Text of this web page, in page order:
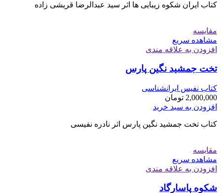
کتاب ایران شکوه زیبایی ها اثر سید عبدالرضا قریشی زاده
مقایسه
مشاهده سریع
افزودن به علاقه مندی
تخت جمشید نگین پارس
کتاب نفیس ایرانشناسی
2,000,000 تومان
افزودن به سبد خرید
کتاب تخت جمشید نگین پارس اثر نادره نفیسی
مقایسه
مشاهده سریع
افزودن به علاقه مندی
شکوه پاسارگاد